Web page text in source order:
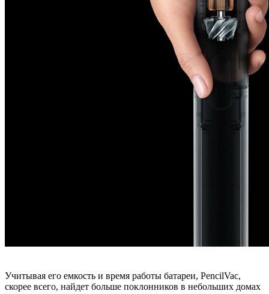
Учитывая его емкость и время работы батареи, PencilVac,
скорее всего, найдет больше поклонников в небольших домах